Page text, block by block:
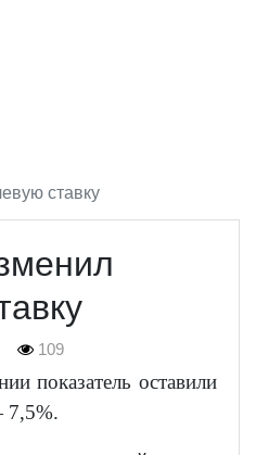
ставку
109
показатель оставили
7,5%.